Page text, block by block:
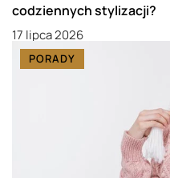
codziennych stylizacji?
17 lipca 2026
PORADY